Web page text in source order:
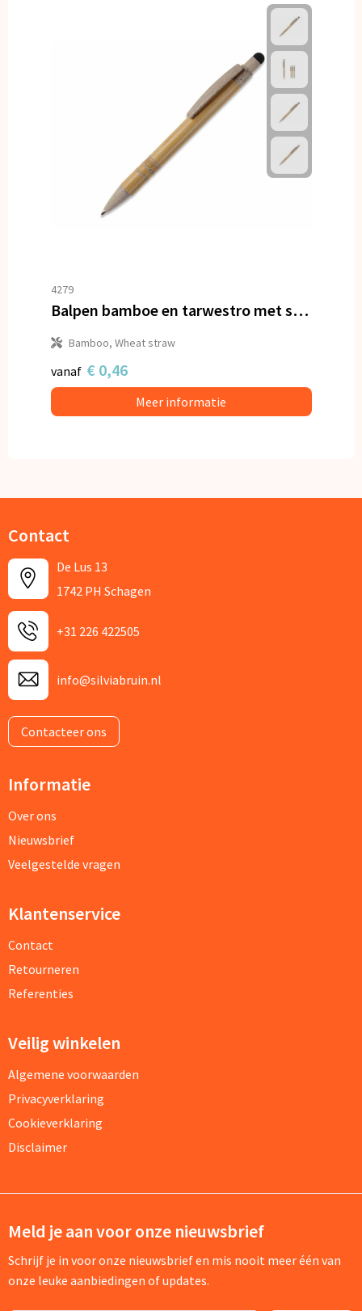
4279
Balpen bamboe en tarwestro met stylus
Bamboo, Wheat straw
vanaf € 0,46
Meer informatie
Contact
De Lus 13
1742 PH Schagen
+31 226 422505
info@silviabruin.nl
Contacteer ons
Informatie
Over ons
Nieuwsbrief
Veelgestelde vragen
Klantenservice
Contact
Retourneren
Referenties
Veilig winkelen
Algemene voorwaarden
Privacyverklaring
Cookieverklaring
Disclaimer
Meld je aan voor onze nieuwsbrief
Schrijf je in voor onze nieuwsbrief en mis nooit meer één van
onze leuke aanbiedingen of updates.